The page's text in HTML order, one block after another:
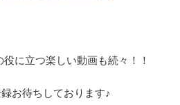
役に立つ楽しい動画も続々！！
お待ちしております♪